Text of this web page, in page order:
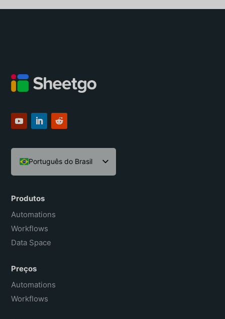
Português do Brasil
English
Español
Français
Produtos
Automations
Workflows
Data Space
Preços
Automations
Workflows